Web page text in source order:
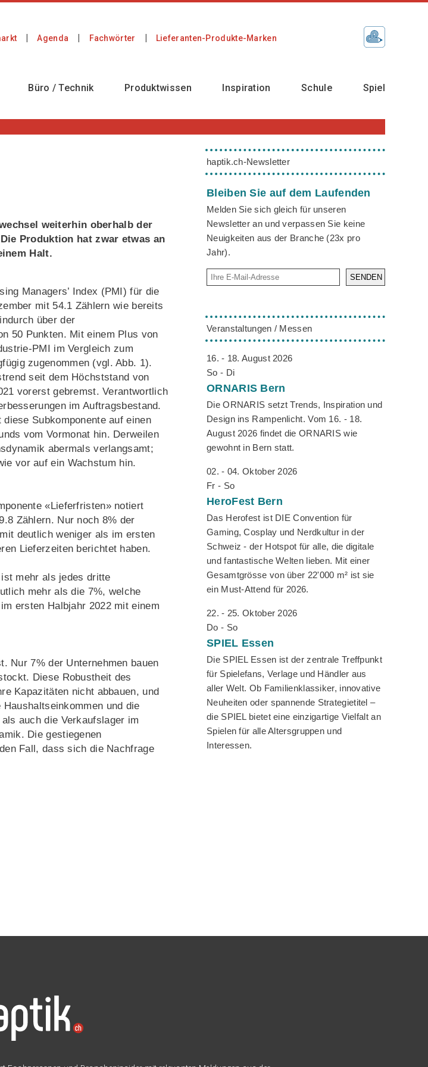
Agenda Fachwörter Lieferanten-Produkte-Marken
Büro / Technik Produktwissen Inspiration Schule Spiel
weiterhin oberhalb der
Produktion hat zwar etwas an
Halt.
Managers’ Index (PMI) für die
mit 54.1 Zählern wie bereits
über der
50 Punkten. Mit einem Plus von
PMI im Vergleich zum
zugenommen (vgl. Abb. 1).
seit dem Höchststand von
vorerst gebremst. Verantwortlich
im Auftragsbestand.
Subkomponente auf einen
vom Vormonat hin. Derweilen
abermals verlangsamt;
vor auf ein Wachstum hin.
«Lieferfristen» notiert
Zählern. Nur noch 8% der
deutlich weniger als im ersten
Lieferzeiten berichtet haben.
mehr als jedes dritte
mehr als die 7%, welche
ersten Halbjahr 2022 mit einem
Nur 7% der Unternehmen bauen
Diese Robustheit des
Kapazitäten nicht abbauen, und
und die
auch die Verkaufslager im
Die gestiegenen
Fall, dass sich die Nachfrage
haptik.ch-Newsletter
Bleiben Sie auf dem Laufenden
Melden Sie sich gleich für unseren
Newsletter an und verpassen Sie keine
Neuigkeiten aus der Branche (23x pro
Jahr).
SENDEN
Veranstaltungen / Messen
16. - 18. August 2026
So - Di
ORNARIS Bern
Die ORNARIS setzt Trends, Inspiration und
Design ins Rampenlicht. Vom 16. - 18.
August 2026 findet die ORNARIS wie
gewohnt in Bern statt.
02. - 04. Oktober 2026
Fr - So
HeroFest Bern
Das Herofest ist DIE Convention für
Gaming, Cosplay und Nerdkultur in der
Schweiz - der Hotspot für alle, die digitale
und fantastische Welten lieben. Mit einer
Gesamtgrösse von über 22'000 m² ist sie
ein Must-Attend für 2026.
22. - 25. Oktober 2026
Do - So
SPIEL Essen
Die SPIEL Essen ist der zentrale Treffpunkt
für Spielefans, Verlage und Händler aus
aller Welt. Ob Familienklassiker, innovative
Neuheiten oder spannende Strategietitel –
die SPIEL bietet eine einzigartige Vielfalt an
Spielen für alle Altersgruppen und
Interessen.